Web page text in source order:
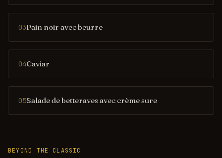
03Pain noir avec beurre
04Caviar
05Salade de betteraves avec crème sure
BEYOND THE CLASSIC